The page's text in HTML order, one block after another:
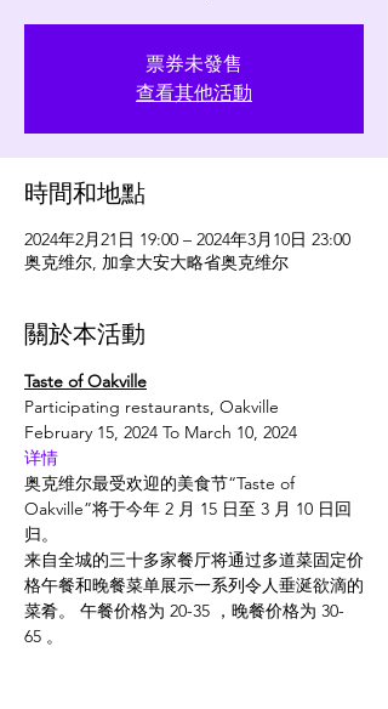
票券未發售
查看其他活動
時間和地點
2024年2月21日 19:00 – 2024年3月10日 23:00
奥克维尔, 加拿大安大略省奥克维尔
關於本活動
Taste of Oakville
Participating restaurants, Oakville
February 15, 2024 To March 10, 2024
详情
奥克维尔最受欢迎的美食节“Taste of
Oakville”将于今年 2 月 15 日至 3 月 10 日回
归。
来自全城的三十多家餐厅将通过多道菜固定价
格午餐和晚餐菜单展示一系列令人垂涎欲滴的
菜肴。 午餐价格为 20-35 ，晚餐价格为 30-
65 。